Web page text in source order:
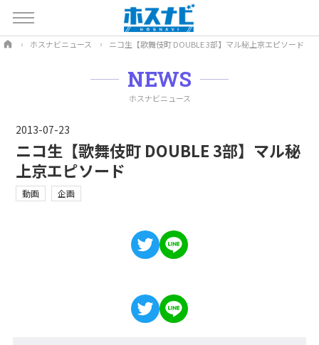
ホスナビニュース ニコ生【歌舞伎町 DOUBLE 3部】マル秘上京エピソード
NEWS
ホスナビニュース
2013-07-23
ニコ生【歌舞伎町 DOUBLE 3部】マル秘
上京エピソード
動画 企画